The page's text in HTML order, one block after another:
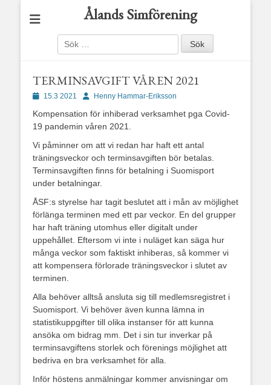
Ålands Simförening
Sök
efter:
TERMINSAVGIFT VÅREN 2021
Publicerad
15.3 2021 Författare
Henny Hammar-Eriksson
Kompensation för inhiberad verksamhet pga Covid-
19 pandemin våren 2021.
Vi påminner om att vi redan har haft ett antal
träningsveckor och terminsavgiften bör betalas.
Terminsavgiften finns för betalning i Suomisport
under betalningar.
ÅSF:s styrelse har tagit beslutet att i mån av möjlighet
förlänga terminen med ett par veckor. En del grupper
har haft träning utomhus eller digitalt under
uppehållet. Eftersom vi inte i nuläget kan säga hur
många veckor som faktiskt inhiberas, så kommer vi
att kompensera förlorade träningsveckor i slutet av
terminen.
Alla behöver alltså ansluta sig till medlemsregistret i
Suomisport. Vi behöver även kunna lämna in
statistikuppgifter till olika instanser för att kunna
ansöka om bidrag mm. Det i sin tur inverkar på
terminsavgiftens storlek och förenings möjlighet att
bedriva en bra verksamhet för alla.
Inför höstens anmälningar kommer anvisningar om